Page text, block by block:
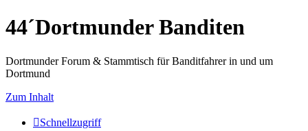
44´Dortmunder Banditen
Dortmunder Forum & Stammtisch für Banditfahrer in und um
Dortmund
Zum Inhalt
Schnellzugriff